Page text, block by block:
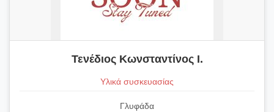
Τενέδιος Κωνσταντίνος Ι.
Υλικά συσκευασίας
Γλυφάδα